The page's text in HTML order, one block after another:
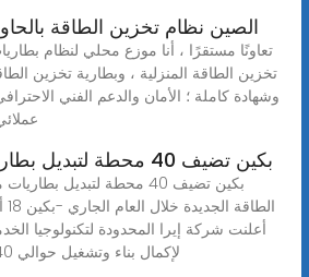
الصين نظام تخزين الطاقة
تخزين الطاقة المنزلية ، وبطارية تخزين
وشهادة كاملة ؛ الأمان والدعم الفني
بكين تضيف 40 محطة لتبديل بطاريات مركبات الطاقة
أعلنت شركة إيرا المحدودة لتكنولوجيا
لإكمال بناء وتشغيل حوالي 40 محطة لتبديل البطاريات